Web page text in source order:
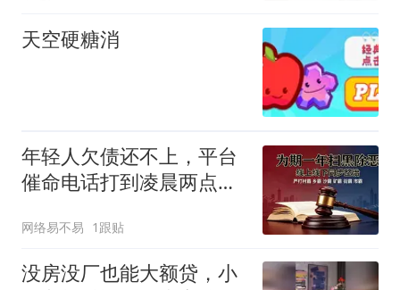
天空硬糖消
年轻人欠债还不上，平台
催命电话打到凌晨两点，
网络易不易 1跟贴
没房没厂也能大额贷，小